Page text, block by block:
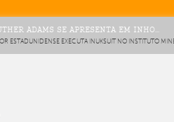
ADAMS SE APRESENTA EM INHO...
ESTADUNIDENSE EXECUTA INUKSUIT NO INSTITUTO
DE CICLO DE MÚSICA CONTEMPORÂNEA